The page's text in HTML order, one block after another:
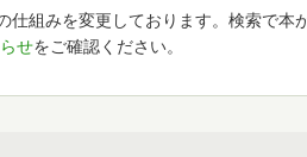
仕組みを変更しております。検索で本
せをご確認ください。